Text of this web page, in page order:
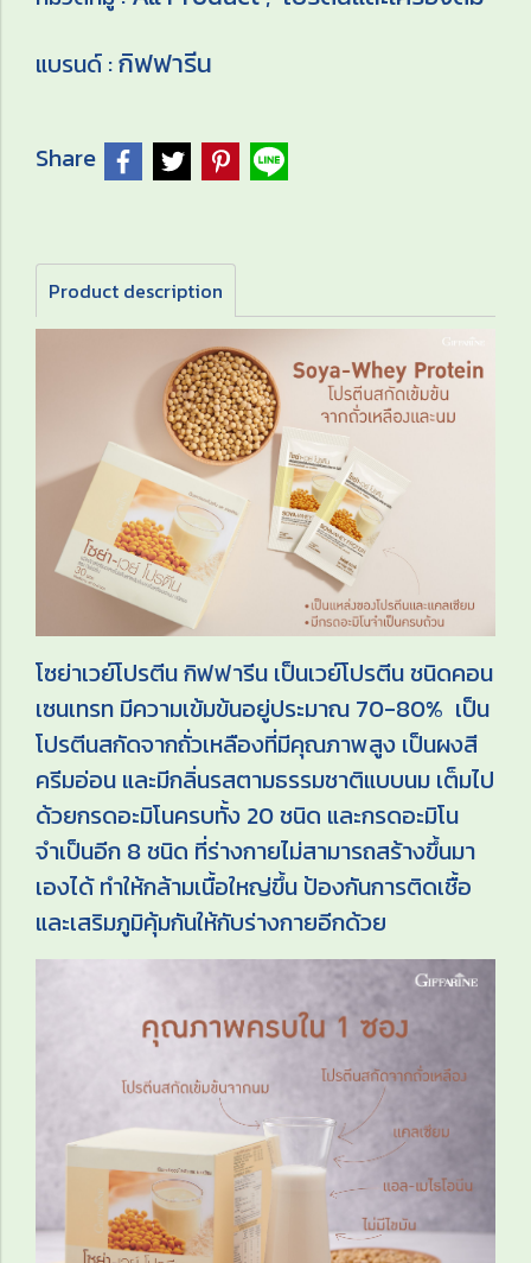
แบรนด์ :กิฟฟารีน
Share
Product description
โซย่าเวย์โปรตีน กิฟฟารีน เป็นเวย์โปรตีน ชนิดคอน
เซนเทรท มีความเข้มข้นอยู่ประมาณ 70-80% เป็น
โปรตีนสกัดจากถั่วเหลืองที่มีคุณภาพสูง เป็นผงสี
ครีมอ่อน และมีกลิ่นรสตามธรรมชาติแบบนม เต็มไป
ด้วยกรดอะมิโนครบทั้ง 20 ชนิด และกรดอะมิโน
จำเป็นอีก 8 ชนิด ที่ร่างกายไม่สามารถสร้างขึ้นมา
เองได้ ทำให้กล้ามเนื้อใหญ่ขึ้น ป้องกันการติดเชื้อ
และเสริมภูมิคุ้มกันให้กับร่างกายอีกด้วย